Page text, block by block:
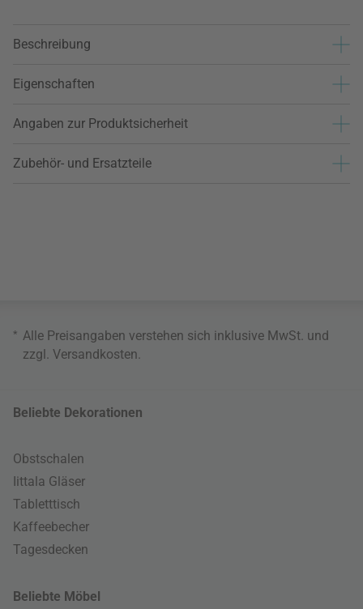
Beschreibung
Eigenschaften
Angaben zur Produktsicherheit
Zubehör- und Ersatzteile
* Alle Preisangaben verstehen sich inklusive MwSt. und
zzgl. Versandkosten
Beliebte Dekorationen
Obstschalen
Iittala Gläser
Tabletttisch
Kaffeebecher
Tagesdecken
Beliebte Möbel